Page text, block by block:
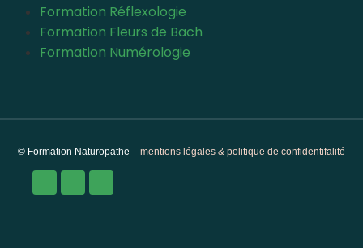
Formation Réflexologie
Formation Fleurs de Bach
Formation Numérologie
© Formation Naturopathe – mentions légales & politique de confidentifalité